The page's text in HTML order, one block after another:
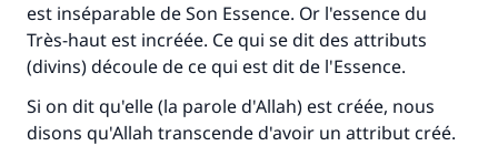
est inséparable de Son Essence. Or l'essence du
Très-haut est incréée. Ce qui se dit des attributs
(divins) découle de ce qui est dit de l'Essence.
Si on dit qu'elle (la parole d'Allah) est créée, nous
disons qu'Allah transcende d'avoir un attribut créé.